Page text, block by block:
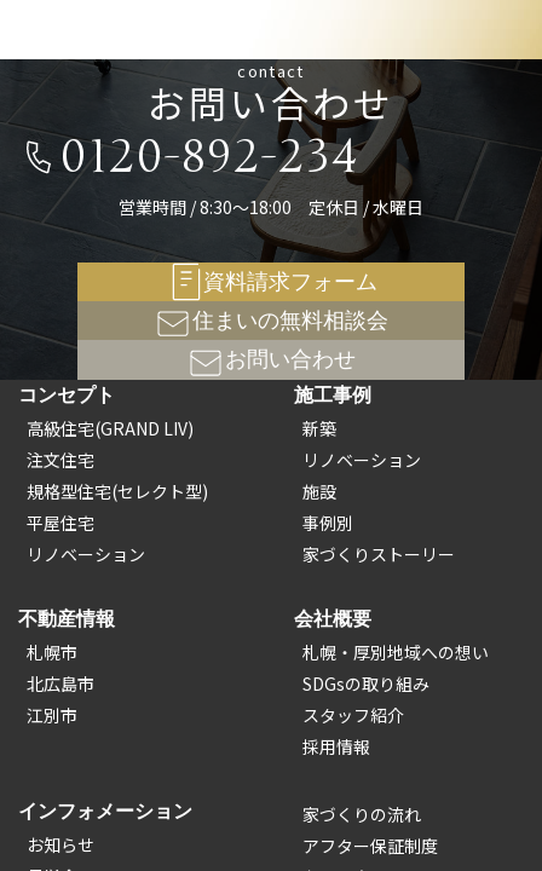
contact
お問い合わせ
0120-892-234
営業時間 / 8:30～18:00 定休日 / 水曜日
資料請求フォーム
住まいの無料相談会
お問い合わせ
コンセプト
高級住宅(GRAND LIV)
注文住宅
規格型住宅(セレクト型)
平屋住宅
リノベーション
施工事例
新築
リノベーション
施設
事例別
家づくりストーリー
不動産情報
札幌市
北広島市
江別市
会社概要
札幌・厚別地域への想い
SDGsの取り組み
スタッフ紹介
採用情報
インフォメーション
お知らせ
家づくりの流れ
アフター保証制度